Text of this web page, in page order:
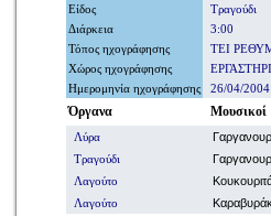
Είδος
Τραγούδι
Διάρκεια
3:00
Τόπος ηχογράφησης
ΤΕΙ
Χώρος ηχογράφησης
Ημερομηνία ηχογράφησης 26/04/2004
Όργανα Μουσικοί
Λύρα
Τραγούδι
Λαγούτο
Λαγούτο